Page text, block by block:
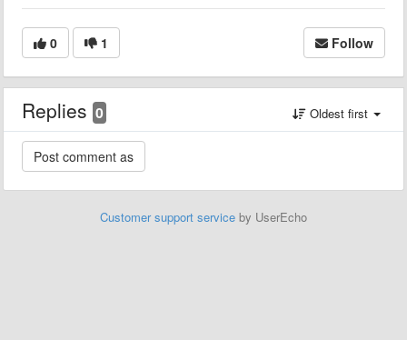
0 1 Follow
Replies 0 Oldest first
Customer support service by UserEcho